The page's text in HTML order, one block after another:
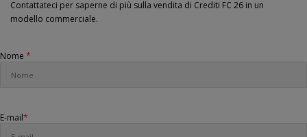
Contattateci per saperne di più sulla vendita di Crediti FC 26 in un
modello commerciale.
Nome *
E-mail*